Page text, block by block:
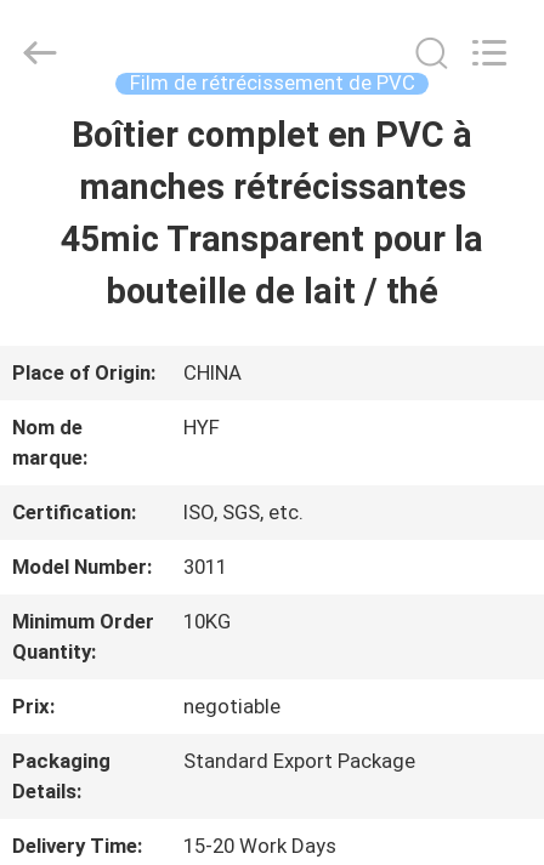
MAISON
PRODUITS
VIDÉOS
SUJET
DE
NOUS
VISITE
D'USINE
CONTRÔLE
DE
Packaging
Film de rétrécissement de PVC
Boîtier complet en PVC à
manches rétrécissantes
45mic Transparent pour la
bouteille de lait / thé
Place of Origin: CHINA
Nom de
marque:
HYF
Certification: ISO, SGS, etc.
Model Number: 3011
Minimum Order
Quantity:
10KG
Prix: negotiable
Packaging
Details:
Standard Export Package
Delivery Time: 15-20 Work Days